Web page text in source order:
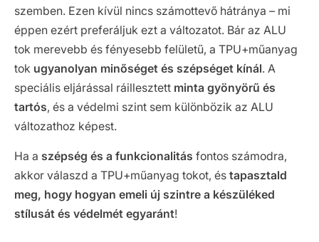
szemben. Ezen kívül nincs számottevő hátránya – mi
éppen ezért preferáljuk ezt a változatot. Bár az ALU
tok merevebb és fényesebb felületű, a TPU+műanyag
tok ugyanolyan minőséget és szépséget kínál. A
speciális eljárással ráillesztett minta gyönyörű és
tartós, és a védelmi szint sem különbözik az ALU
változathoz képest.
Ha a szépség és a funkcionalitás fontos számodra,
akkor válaszd a TPU+műanyag tokot, és tapasztald
meg, hogy hogyan emeli új szintre a készüléked
stílusát és védelmét egyaránt!